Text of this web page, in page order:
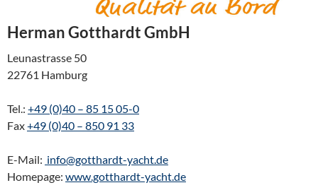
Herman Gotthardt GmbH
Leunastrasse 50
22761 Hamburg
Tel.: +49 (0)40 – 85 15 05-0
Fax+49 (0)40 – 850 91 33
E-Mail: info@gotthardt-yacht.de
Homepage: www.gotthardt-yacht.de